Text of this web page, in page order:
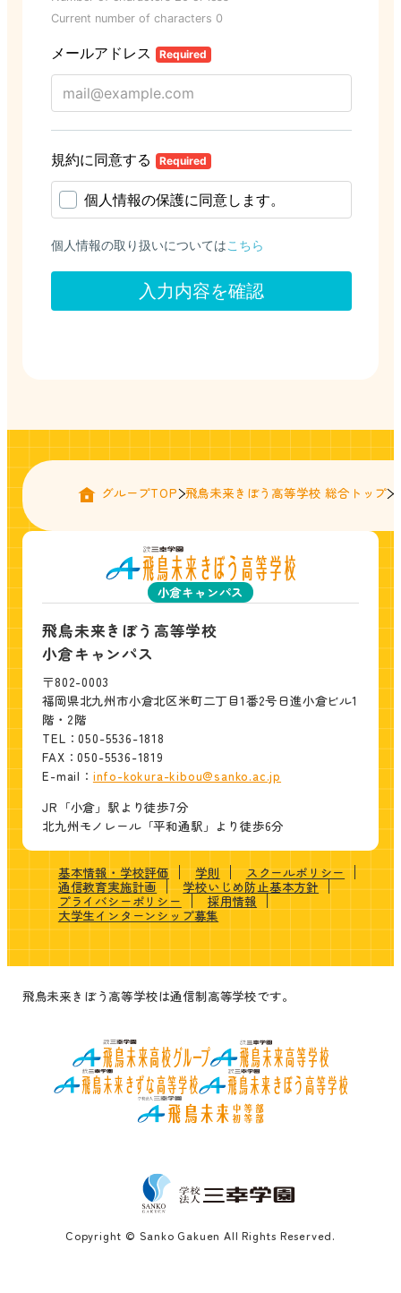
グループTOP 飛鳥未来きぼう高等学校 総合トップ
小倉キャンパス
飛鳥未来きぼう高等学校
小倉キャンパス
〒802-0003
福岡県北九州市小倉北区米町二丁目1番2号日進小倉ビル1
階・2階
TEL：050-5536-1818
FAX：050-5536-1819
E-mail： info-kokura-kibou@sanko.ac.jp
JR「小倉」駅より徒歩7分
北九州モノレール「平和通駅」より徒歩6分
基本情報・学校評価 学則
スクールポリシー
通信教育実施計画
学校いじめ防止基本方針
プライバシーポリシー
採用情報
大学生インターンシップ募集
飛鳥未来きぼう高等学校は通信制高等学校です。
Copyright © Sanko Gakuen All Rights Reserved.